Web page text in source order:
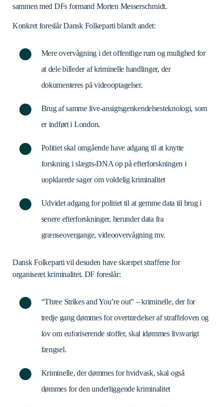
sammen med DFs formand Morten Messerschmidt.
Konkret foreslår Dansk Folkeparti blandt andet:
Mere overvågning i det offentlige rum og mulighed for
at dele billeder af kriminelle handlinger, der
dokumenteres på videooptagelser.
Brug af samme live-ansigtsgenkendelsesteknologi, som
er indført i London.
Politiet skal omgående have adgang til at knytte
forskning i slægts-DNA op på efterforskningen i
uopklarede sager om voldelig kriminalitet
Udvidet adgang for politiet til at gemme data til brug i
senere efterforskninger, herunder data fra
grænseovergange, videoovervågning mv.
Dansk Folkeparti vil desuden have skærpet straffene for
organiseret kriminalitet. DF foreslår:
“Three Strikes and You’re out” – kriminelle, der for
tredje gang dømmes for overtrædelser af straffeloven og
lov om euforiserende stoffer, skal idømmes livsvarigt
fængsel.
Kriminelle, der dømmes for hvidvask, skal også
dømmes for den underliggende kriminalitet